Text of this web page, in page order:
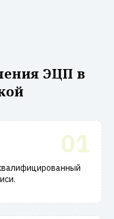
ЭЦП в
01